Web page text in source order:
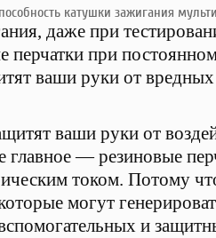
даже при
перчатки при
ваши руки от
ваши руки от
главное — резиновые
током. Потому
могут
и